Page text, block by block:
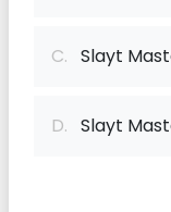
C. Slayt
D. Slayt